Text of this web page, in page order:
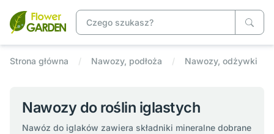
Strona główna Nawozy, podłoża Nawozy, odżywki
Nawozy do roślin iglastych
Nawóz do iglaków zawiera składniki mineralne dobrane